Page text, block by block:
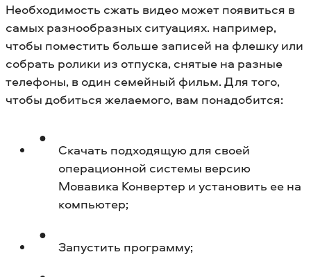
Необходимость сжать видео может появиться в
самых разнообразных ситуациях. например,
чтобы поместить больше записей на флешку или
собрать ролики из отпуска, снятые на разные
телефоны, в один семейный фильм. Для того,
чтобы добиться желаемого, вам понадобится:
Скачать подходящую для своей
операционной системы версию
Мовавика Конвертер и установить ее на
компьютер;
Запустить программу;